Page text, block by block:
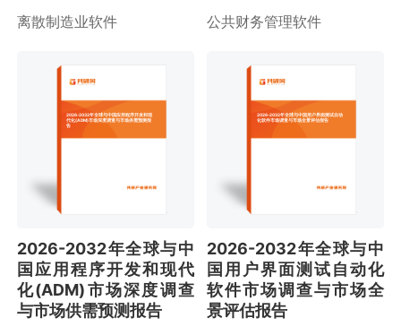
离散制造业软件 公共财务管理软件
2026-2032年全球与中国应用程序开发和现
代化(ADM)市场深度调查与市场供需预测报
告
2026-2032年全球与中
国应用程序开发和现代
化(ADM)市场深度调查
与市场供需预测报告
2026-2032年全球与中国用户界面测试自动
化软件市场调查与市场全景评估报告
2026-2032年全球与中
国用户界面测试自动化
软件市场调查与市场全
景评估报告